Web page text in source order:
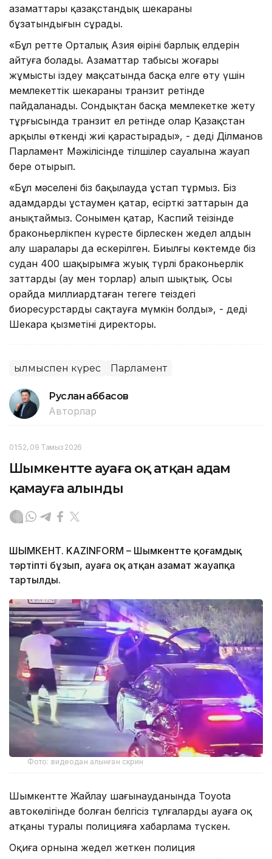
азаматтары қазақстандық шекараны
бұзатындығын сұрады.
«Бұл ретте Орталық Азия өңірінің барлық елдерін
айтуға болады. Азаматтар табысы жоғары
жұмысты іздеу мақсатында басқа елге өту үшін
мемлекеттік шекараны транзит ретінде
пайдаланады. Сондықтан басқа мемлекетке жету
тұрғысында транзит ел ретінде олар Қазақстан
арқылы өткенді жиі қарастырады», - деді Ділманов
Парламент Мәжілісінде тілшілер сауалына жауап
бере отырып.
«Бұл мәселені біз бақылауда ұстап тұрмыз. Біз
адамдарды ұстаумен қатар, есірткі заттарын да
анықтаймыз. Сонымен қатар, Каспий теңізінде
браконьерлікпен күресте бірлескен жедел алдын
алу шаралары да ескерілген. Биылғы көктемде біз
судан 400 шақырымға жуық түрлі браконьерлік
заттарды (ау мен торлар) алып шықтық. Осы
орайда миллиардтаған теңгеге теңіздегі
биоресурстарды сақтауға мүмкін болды», - деді
Шекара қызметінің директоры.
Қылмыспен күрес Парламент
Руслан Ғаббасов
Авторлар
01:52, 09 Тамыз 2026
Шымкентте ауаға оқ атқан адам
қамауға алынды
ШЫМКЕНТ. KAZINFORM – Шымкентте қоғамдық
тәртіпті бұзып, ауаға оқ атқан азамат жауапқа
тартылды.
Фото: видеодан алынған скрин
Шымкентте Жайлау шағынауданында Toyota
автокөлігінде болған белгісіз тұлғалардың ауаға оқ
атқаны туралы полицияға хабарлама түскен.
Оқиға орнына жедел жеткен полиция